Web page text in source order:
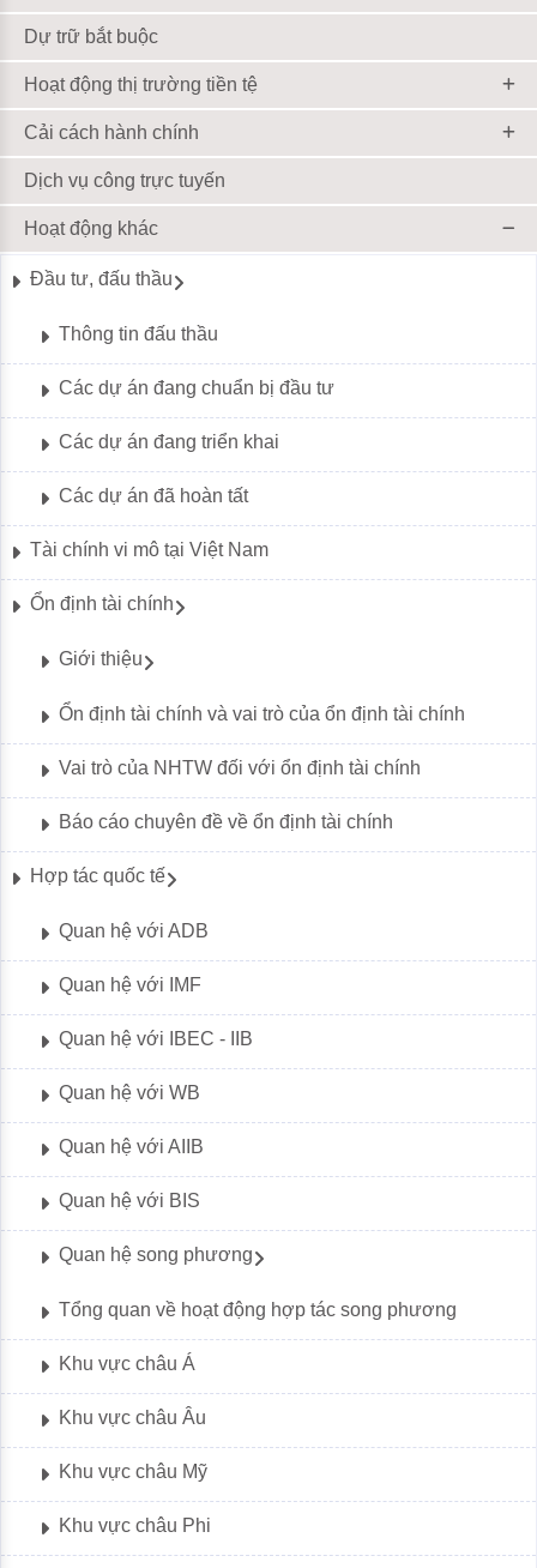
Dự trữ bắt buộc
Hoạt động thị trường tiền tệ
Cải cách hành chính
Dịch vụ công trực tuyến
Hoạt động khác
Đầu tư, đấu thầu
Thông tin đấu thầu
Các dự án đang chuẩn bị đầu tư
Các dự án đang triển khai
Các dự án đã hoàn tất
Tài chính vi mô tại Việt Nam
Ổn định tài chính
Giới thiệu
Ổn định tài chính và vai trò của ổn định tài chính
Vai trò của NHTW đối với ổn định tài chính
Báo cáo chuyên đề về ổn định tài chính
Hợp tác quốc tế
Quan hệ với ADB
Quan hệ với IMF
Quan hệ với IBEC - IIB
Quan hệ với WB
Quan hệ với AIIB
Quan hệ với BIS
Quan hệ song phương
Tổng quan về hoạt động hợp tác song phương
Khu vực châu Á
Khu vực châu Âu
Khu vực châu Mỹ
Khu vực châu Phi